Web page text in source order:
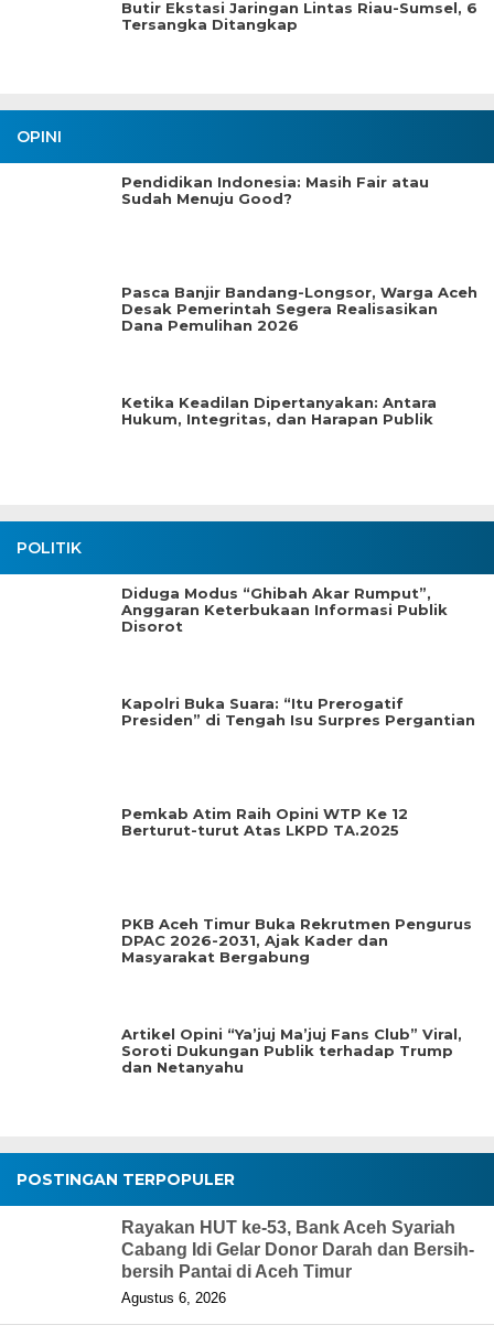
Butir Ekstasi Jaringan Lintas Riau-Sumsel, 6
Tersangka Ditangkap
OPINI
Pendidikan Indonesia: Masih Fair atau
Sudah Menuju Good?
Pasca Banjir Bandang-Longsor, Warga Aceh
Desak Pemerintah Segera Realisasikan
Dana Pemulihan 2026
Ketika Keadilan Dipertanyakan: Antara
Hukum, Integritas, dan Harapan Publik
POLITIK
Diduga Modus “Ghibah Akar Rumput”,
Anggaran Keterbukaan Informasi Publik
Disorot
Kapolri Buka Suara: “Itu Prerogatif
Presiden” di Tengah Isu Surpres Pergantian
Pemkab Atim Raih Opini WTP Ke 12
Berturut-turut Atas LKPD TA.2025
PKB Aceh Timur Buka Rekrutmen Pengurus
DPAC 2026-2031, Ajak Kader dan
Masyarakat Bergabung
Artikel Opini “Ya’juj Ma’juj Fans Club” Viral,
Soroti Dukungan Publik terhadap Trump
dan Netanyahu
POSTINGAN TERPOPULER
Rayakan HUT ke-53, Bank Aceh Syariah
Cabang Idi Gelar Donor Darah dan Bersih-
bersih Pantai di Aceh Timur
Agustus 6, 2026